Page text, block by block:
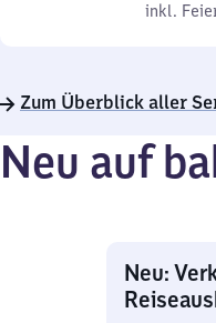
inkl. Feiertage
7
22
inkl.
Zum Überblick aller
Neu auf
Neu: